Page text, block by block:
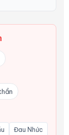
Đau Nhức